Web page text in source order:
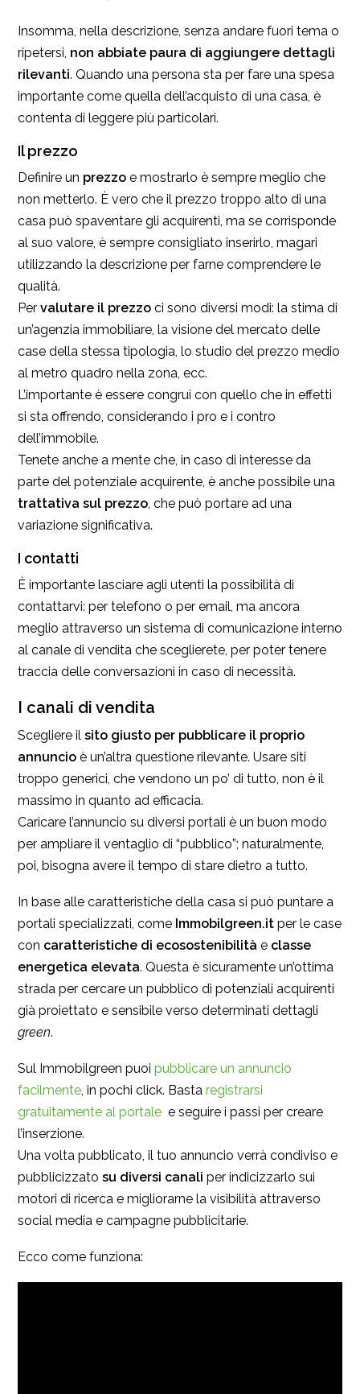
Insomma, nella descrizione, senza andare fuori tema o
ripetersi, non abbiate paura di aggiungere dettagli
rilevanti. Quando una persona sta per fare una spesa
importante come quella dell’acquisto di una casa, è
contenta di leggere più particolari.
Il prezzo
Definire un prezzo e mostrarlo è sempre meglio che
non metterlo. È vero che il prezzo troppo alto di una
casa può spaventare gli acquirenti, ma se corrisponde
al suo valore, è sempre consigliato inserirlo, magari
utilizzando la descrizione per farne comprendere le
qualità.
Per valutare il prezzo ci sono diversi modi: la stima di
un’agenzia immobiliare, la visione del mercato delle
case della stessa tipologia, lo studio del prezzo medio
al metro quadro nella zona, ecc.
L’importante è essere congrui con quello che in effetti
si sta offrendo, considerando i pro e i contro
dell’immobile.
Tenete anche a mente che, in caso di interesse da
parte del potenziale acquirente, è anche possibile una
trattativa sul prezzo, che può portare ad una
variazione significativa.
I contatti
È importante lasciare agli utenti la possibilità di
contattarvi: per telefono o per email, ma ancora
meglio attraverso un sistema di comunicazione interno
al canale di vendita che sceglierete, per poter tenere
traccia delle conversazioni in caso di necessità.
I canali di vendita
Scegliere il sito giusto per pubblicare il proprio
annuncio è un’altra questione rilevante. Usare siti
troppo generici, che vendono un po’ di tutto, non è il
massimo in quanto ad efficacia.
Caricare l’annuncio su diversi portali è un buon modo
per ampliare il ventaglio di “pubblico”; naturalmente,
poi, bisogna avere il tempo di stare dietro a tutto.
In base alle caratteristiche della casa si può puntare a
portali specializzati, come Immobilgreen.it per le case
con caratteristiche di ecosostenibilità e classe
energetica elevata. Questa è sicuramente un’ottima
strada per cercare un pubblico di potenziali acquirenti
già proiettato e sensibile verso determinati dettagli
green.
Sul Immobilgreen puoi pubblicare un annuncio
facilmente, in pochi click. Basta registrarsi
gratuitamente al portale e seguire i passi per creare
l’inserzione.
Una volta pubblicato, il tuo annuncio verrà condiviso e
pubblicizzato su diversi canali per indicizzarlo sui
motori di ricerca e migliorarne la visibilità attraverso
social media e campagne pubblicitarie.
Ecco come funziona: